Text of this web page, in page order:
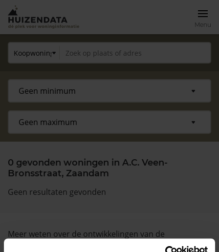
Menu
Zoek een woning
Vragen? Neem contact met ons op
0 gevonden woningen in A.C. Veen-
Bronsstraat, Zaandam
Geen resultaten gevonden
Meer weten over de ontwikkelingen van de
huizenprijzen, woningwaarde en andere cijfers in deze